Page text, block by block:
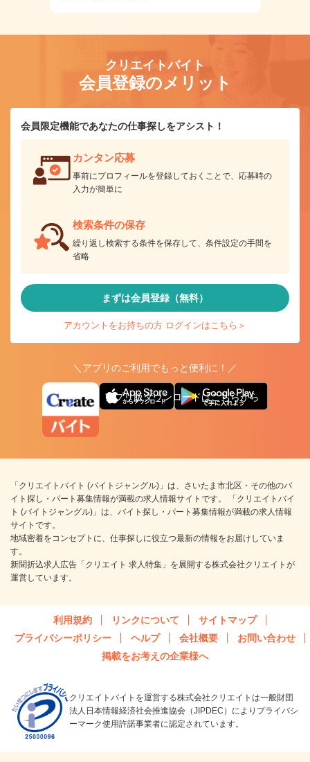
クリエイトバイト
会員登録のメリット
会員限定機能であなたの仕事探しをアシスト！
カンタン応募
事前にプロフィールを登録しておくことで、応募時の
入力が簡単に
検索条件の保存
繰り返し検索する条件を保存して、条件設定の手間を
省略
まずは会員登録（無料）
アカウントをお持ちの方 ログインはこちら＞
＼アプリのご利用でもっと便利に！／
アプリ版ダウンロードはこちらから
「クリエイトバイト (バイトジャングル)」は、さいたま市北区・その他のバ
イト探し・パート募集情報が満載の求人情報サイトです。 「クリエイトバイ
ト (バイトジャングル)」は、バイト探し・パート募集情報が満載の求人情報
サイトです。
地域密着をコンセプトに、仕事探しに役立つ最新の情報をお届けしていま
す。
新聞折込求人広告「クリエイト 求人特集」を展開する株式会社クリエイトが
運営しています。
利用規約 リンクについて
サイトマップ
プライバシーポリシー
ヘルプ 会社概要
お問い合わせ
掲載をお考えの企業様へ
クリエイトバイトを運営する株式会社クリエイトは一般財団
法人日本情報経済社会推進協会（JIPDEC）によりプライバシ
ーマーク使用許諾事業者に認定されています。